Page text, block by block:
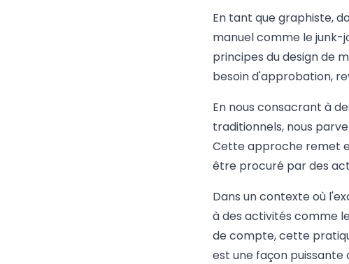
En tant que graphiste,
manuel comme le junk-
principes du design de
besoin d'approbation,
En nous consacrant à
traditionnels, nous
Cette approche remet
être procuré par des
Dans un contexte où
à des activités comme
de compte, cette
est une façon